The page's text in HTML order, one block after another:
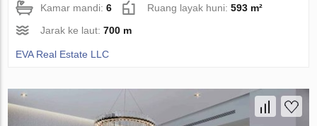
Kamar mandi:6 Ruang layak huni:593 m²
Jarak ke laut:700 m
EVA Real Estate LLC